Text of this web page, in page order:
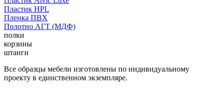
Пластик HPL
Пленка ПВХ
Полотно АГТ (МДФ)
полки
корзины
штанги
Все образцы мебели изготовлены по индивидуальному
проекту в единственном экземпляре.